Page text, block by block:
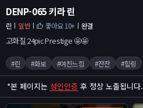
DENP-065 키라 린
린 일반 좋아요 10+ 완결
고화질 24pic Prestige 🤩🤩
#린 #화보 #여친느낌 #잔잔 #힐링
*본 페이지는 성인인증 후 정상 노출됩니다.